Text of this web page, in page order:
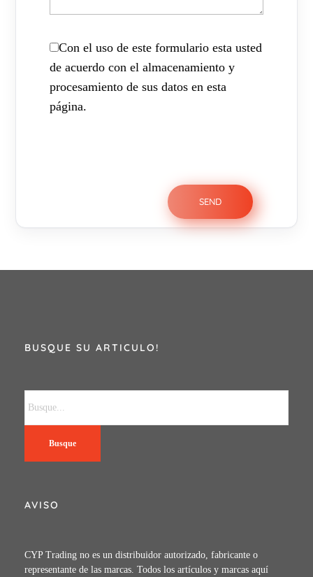
Con el uso de este formulario esta usted
de acuerdo con el almacenamiento y
procesamiento de sus datos en esta
página.
BUSQUE SU ARTICULO!
Busque
AVISO
CYP Trading no es un distribuidor autorizado, fabricante o
representante de las marcas. Todos los artículos y marcas aquí